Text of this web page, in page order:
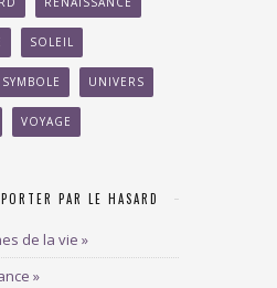
SOLEIL
SYMBOLE UNIVERS
VOYAGE
PAR LE HASARD
de la vie »
»